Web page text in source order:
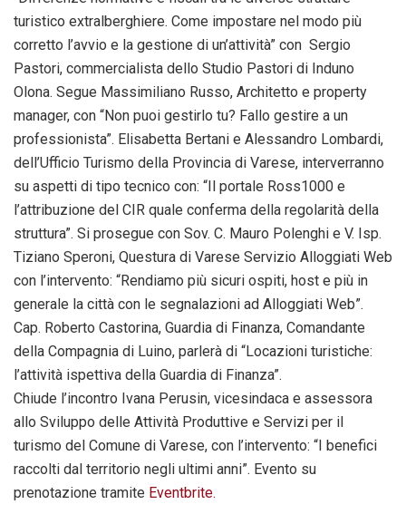
turistico extralberghiere. Come impostare nel modo più
corretto l’avvio e la gestione di un’attività” con Sergio
Pastori, commercialista dello Studio Pastori di Induno
Olona. Segue Massimiliano Russo, Architetto e property
manager, con “Non puoi gestirlo tu? Fallo gestire a un
professionista”. Elisabetta Bertani e Alessandro Lombardi,
dell’Ufficio Turismo della Provincia di Varese, interverranno
su aspetti di tipo tecnico con: “Il portale Ross1000 e
l’attribuzione del CIR quale conferma della regolarità della
struttura”. Si prosegue con Sov. C. Mauro Polenghi e V. Isp.
Tiziano Speroni, Questura di Varese Servizio Alloggiati Web
con l’intervento: “Rendiamo più sicuri ospiti, host e più in
generale la città con le segnalazioni ad Alloggiati Web”.
Cap. Roberto Castorina, Guardia di Finanza, Comandante
della Compagnia di Luino, parlerà di “Locazioni turistiche:
l’attività ispettiva della Guardia di Finanza”.
Chiude l’incontro Ivana Perusin, vicesindaca e assessora
allo Sviluppo delle Attività Produttive e Servizi per il
turismo del Comune di Varese, con l’intervento: “I benefici
raccolti dal territorio negli ultimi anni”. Evento su
prenotazione tramite Eventbrite.